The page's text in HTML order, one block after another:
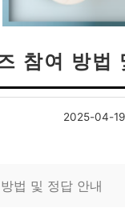
참여 방법
2025-04-19
법 및 정답 안내